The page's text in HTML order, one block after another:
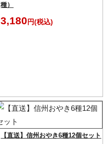
種）
3,180 円(税込)
【直送】信州おやき6種12個セット